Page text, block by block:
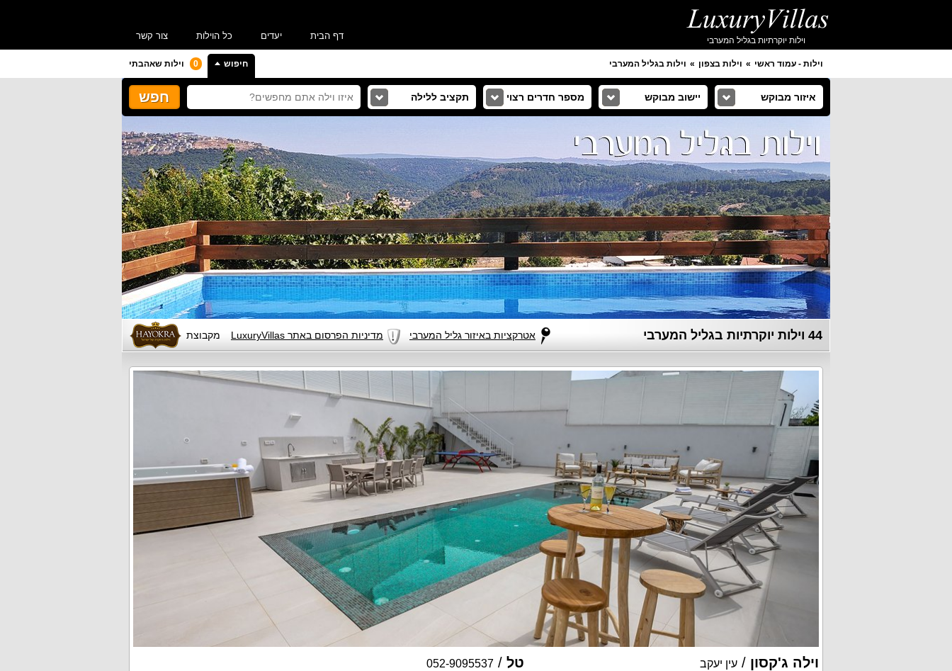
וילות יוקרתיות בגליל המערבי דף הבית יעדים כל הוילות צור קשר
וילות - עמוד ראשי וילות בצפון וילות בגליל המערבי 0 וילות שאהבתי חיפוש
איזור מבוקש יישוב מבוקש מספר חדרים רצוי תקציב ללילה
44 וילות יוקרתיות בגליל המערבי מקבוצת אטרקציות באיזור גליל המערבי מדיניות הפרסום באתר LuxuryVillas
וילה ג'קסון / עין יעקב טל/
052-9095537